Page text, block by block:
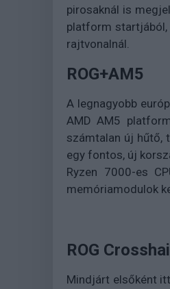
pirosaknál is
platform startjából,
rajtvonalnál.
ROG+AM5
A legnagyobb
AMD AM5
számtalan új hűtő,
egy fontos, új
Ryzen 7000-es
memóriamodulok
ROG
Mindjárt elsőként